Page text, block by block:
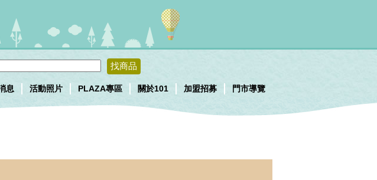
找商品
息 活動照片 PLAZA專區 關於101 加盟招募 門市導覽